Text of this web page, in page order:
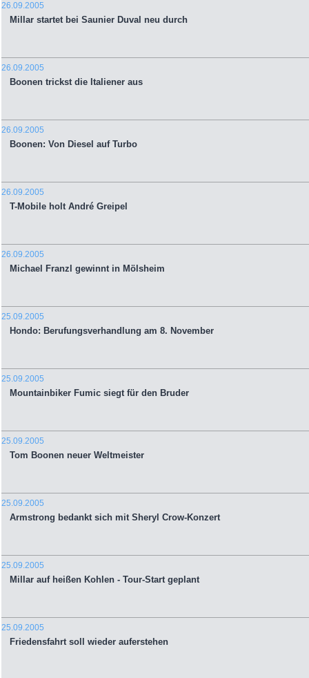
26.09.2005
Millar startet bei Saunier Duval neu durch
26.09.2005
Boonen trickst die Italiener aus
26.09.2005
Boonen: Von Diesel auf Turbo
26.09.2005
T-Mobile holt André Greipel
26.09.2005
Michael Franzl gewinnt in Mölsheim
25.09.2005
Hondo: Berufungsverhandlung am 8. November
25.09.2005
Mountainbiker Fumic siegt für den Bruder
25.09.2005
Tom Boonen neuer Weltmeister
25.09.2005
Armstrong bedankt sich mit Sheryl Crow-Konzert
25.09.2005
Millar auf heißen Kohlen - Tour-Start geplant
25.09.2005
Friedensfahrt soll wieder auferstehen